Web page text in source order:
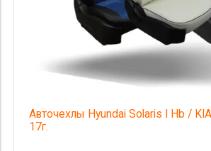
Авточехлы Hyundai Solaris I Hb /
17г.